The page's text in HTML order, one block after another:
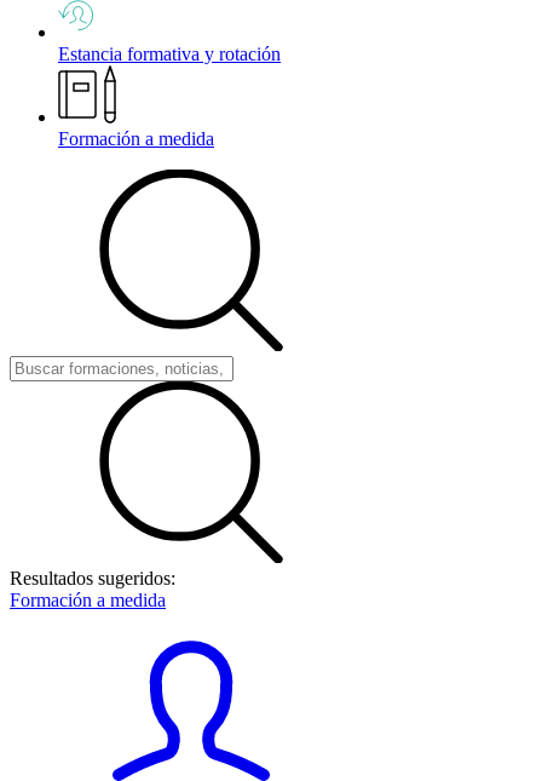
Estancia formativa y rotación
Formación a medida
Resultados sugeridos:
Formación a medida